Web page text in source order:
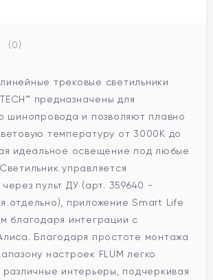
(0)
трековые светильники
предназначены для
шинопровода и позволяют плавно
температуру от 3000К до
идеальное освещение под любые
управляется
пульт ДУ (арт. 359640 -
отдельно), приложение Smart Life
благодаря интеграции с
Благодаря простоте монтажа
настроек FLUM легко
различные интерьеры, подчеркивая